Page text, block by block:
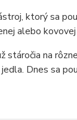
ktorý sa
alebo
stáročia na
Dnes sa